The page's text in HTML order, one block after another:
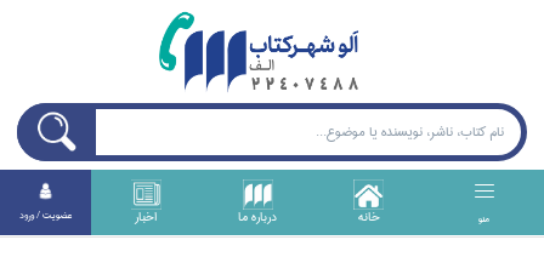
منو خانه درباره ما اخبار عضويت / ورود